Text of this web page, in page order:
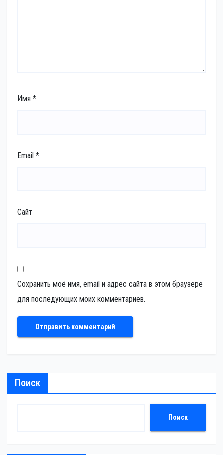
Имя *
Email *
Сайт
Сохранить моё имя, email и адрес сайта в этом браузере
для последующих моих комментариев.
Поиск
Поиск